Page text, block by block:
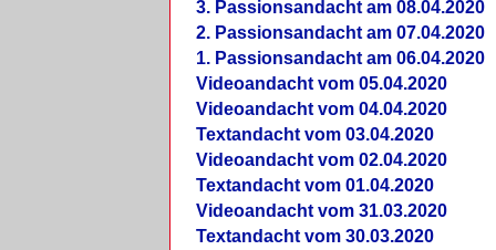
3. Passionsandacht am 08.04.2020
2. Passionsandacht am 07.04.2020
1. Passionsandacht am 06.04.2020
Videoandacht vom 05.04.2020
Videoandacht vom 04.04.2020
Textandacht vom 03.04.2020
Videoandacht vom 02.04.2020
Textandacht vom 01.04.2020
Videoandacht vom 31.03.2020
Textandacht vom 30.03.2020